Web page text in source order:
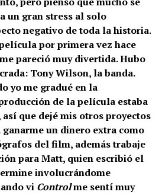
un gran stress al solo
negativo de toda la historia.
por primera vez hace
pareció muy divertida. Hubo
Tony Wilson, la banda.
yo me gradué en la
de la película estaba
que dejé mis otros proyectos
ganarme un dinero extra como
del film, además trabaje
para Matt, quien escribió el
involucrándome
vi Controlme sentí muy